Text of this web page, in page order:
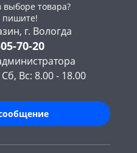
товара?
пишите!
г. Вологда
70-20
Вс: 8.00 - 18.00